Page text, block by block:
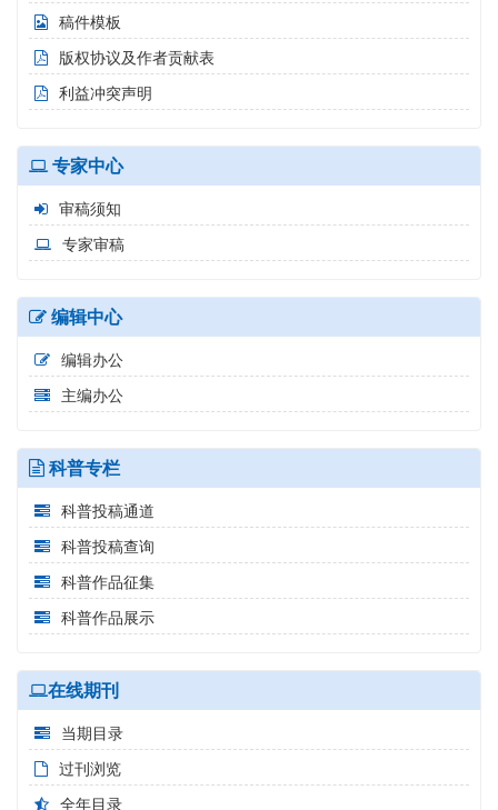
稿件模板
版权协议及作者贡献表
利益冲突声明
专家中心
审稿须知
专家审稿
编辑中心
编辑办公
主编办公
科普专栏
科普投稿通道
科普投稿查询
科普作品征集
科普作品展示
在线期刊
当期目录
过刊浏览
全年目录